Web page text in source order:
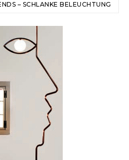
– SCHLANKE BELEUCHTUNG